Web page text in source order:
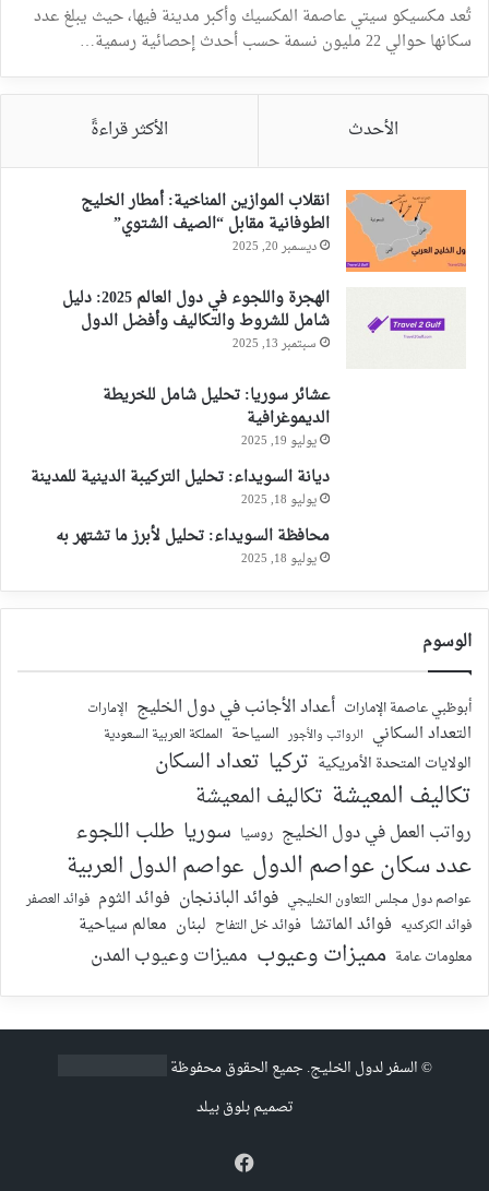
تُعد مكسيكو سيتي عاصمة المكسيك وأكبر مدينة فيها، حيث يبلغ عدد
سكانها حوالي 22 مليون نسمة حسب أحدث إحصائية رسمية…
الأحدث الأكثر قراءةً
انقلاب الموازين المناخية: أمطار الخليج
الطوفانية مقابل “الصيف الشتوي”
ديسمبر 20, 2025
الهجرة واللجوء في دول العالم 2025: دليل
شامل للشروط والتكاليف وأفضل الدول
سبتمبر 13, 2025
عشائر سوريا: تحليل شامل للخريطة
الديموغرافية
يوليو 19, 2025
ديانة السويداء: تحليل التركيبة الدينية للمدينة
يوليو 18, 2025
محافظة السويداء: تحليل لأبرز ما تشتهر به
يوليو 18, 2025
الوسوم
أبوظبي عاصمة الإمارات أعداد الأجانب في دول الخليج الإمارات
التعداد السكاني الرواتب والأجور السياحة المملكة العربية السعودية
الولايات المتحدة الأمريكية تركيا تعداد السكان
تكاليف المعيشة تكاليف المعيشة
رواتب العمل في دول الخليج روسيا سوريا طلب اللجوء
عدد سكان عواصم الدول عواصم الدول العربية
عواصم دول مجلس التعاون الخليجي فوائد الباذنجان فوائد الثوم فوائد العصفر
فوائد الكركديه فوائد الماتشا فوائد خل التفاح لبنان معالم سياحية
معلومات عامة مميزات وعيوب مميزات وعيوب المدن
©السفر لدول الخليج. جميع الحقوق محفوظة
تصميمبلوق بيلد
فيسبوك